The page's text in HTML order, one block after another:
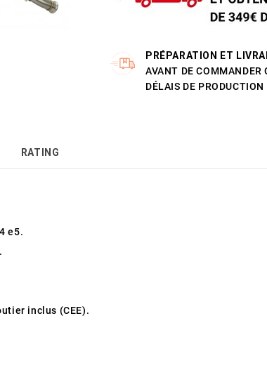
PRÉPARATION ET
AVANT DE COMMANDER
DÉLAIS DE
RATING
e5.
inclus (CEE).